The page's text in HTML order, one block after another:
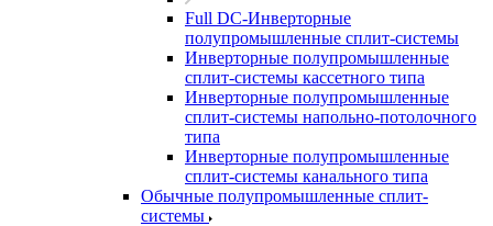
Full DC-Инверторные
полупромышленные сплит-системы
Инверторные полупромышленные
сплит-системы кассетного типа
Инверторные полупромышленные
сплит-системы напольно-потолочного
типа
Инверторные полупромышленные
сплит-системы канального типа
Обычные полупромышленные сплит-
системы